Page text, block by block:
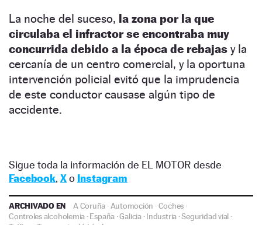
La noche del suceso, la zona por la que
circulaba el infractor se encontraba muy
concurrida debido a la época de rebajas y la
cercanía de un centro comercial, y la oportuna
intervención policial evitó que la imprudencia
de este conductor causase algún tipo de
accidente.
Sigue toda la información de EL MOTOR desde
Facebook, Xo Instagram
ARCHIVADO EN A Coruña ·Automoción ·Coches ·
Controles alcoholemia ·España ·Galicia·Industria ·Seguridad vial ·